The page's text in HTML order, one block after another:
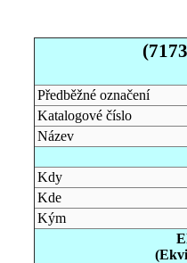
Předběžné označení
Katalogové číslo
Název
Kdy
Kde
Kým